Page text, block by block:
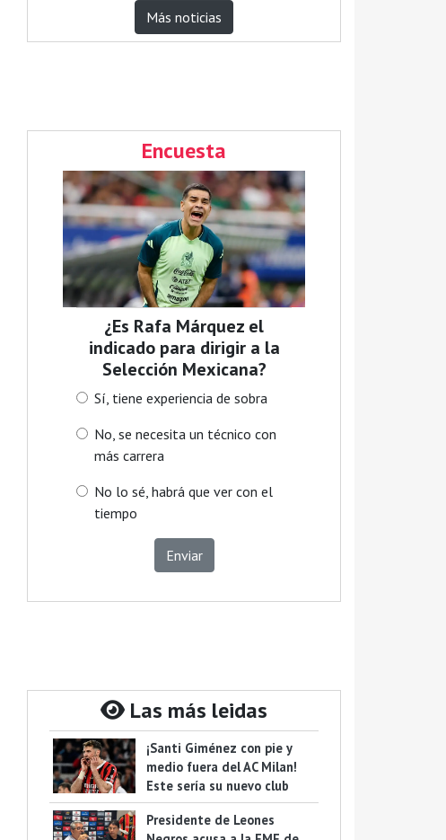
Más noticias
Encuesta
¿Es Rafa Márquez el
indicado para dirigir a la
Selección Mexicana?
Sí, tiene experiencia de sobra
No, se necesita un técnico con
más carrera
No lo sé, habrá que ver con el
tiempo
Enviar
Las más leidas
¡Santi Giménez con pie y
medio fuera del AC Milan!
Este sería su nuevo club
Presidente de Leones